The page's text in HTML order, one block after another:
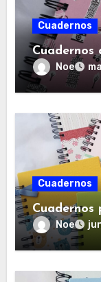
Cuadernos
Cuadernos
Noe
Cuadernos
Noe